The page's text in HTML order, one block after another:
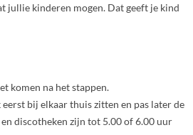
jullie kinderen mogen. Dat geeft je kind
komen na het stappen.
bij elkaar thuis zitten en pas later de
discotheken zijn tot 5.00 of 6.00 uur